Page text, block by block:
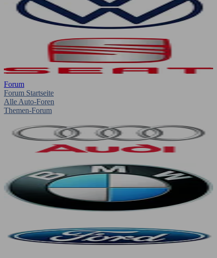
Forum
Forum Startseite
Alle Auto-Foren
Themen-Forum